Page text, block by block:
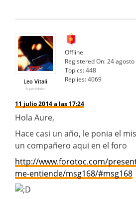
Leo Vitali
SuperAdmin
Offline
Registered On:24 agosto
Topics:448
Replies:4069
11 julio 2014 a las 17:24
Hola Aure,
Hace casi un año, le ponia el
un compañero aqui en el foro
http://www.forotoc.com/
me-entiende/msg168/#msg168